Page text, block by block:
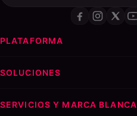
PLATAFORMA
SOLUCIONES
SERVICIOS Y MARCA BLANCA